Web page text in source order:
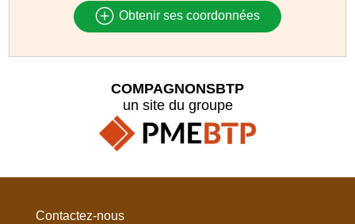
Obtenir ses coordonnées
COMPAGNONSBTP
un site du groupe
Contactez-nous